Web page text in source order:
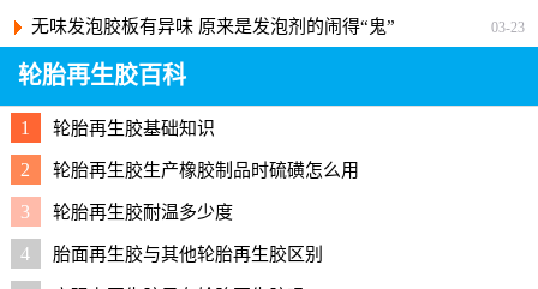
03-23
无味发泡胶板有异味 原来是发泡剂的闹得“鬼”
轮胎再生胶百科
1 轮胎再生胶基础知识
2 轮胎再生胶生产橡胶制品时硫磺怎么用
3 轮胎再生胶耐温多少度
4 胎面再生胶与其他轮胎再生胶区别